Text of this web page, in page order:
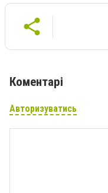
Коментарі
Авторизуватись